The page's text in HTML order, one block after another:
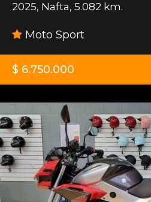
2025, Nafta, 5.082 km.
Moto Sport
$ 6.750.000